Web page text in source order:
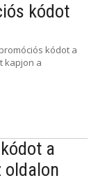
kódot
kódot a
kapjon a
a
oldalon